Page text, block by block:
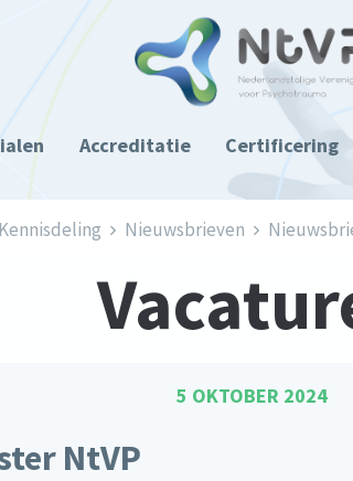
Accreditatie Certificering
Kennisdeling Nieuwsbrieven
5 OKTOBER 2024
NtVP